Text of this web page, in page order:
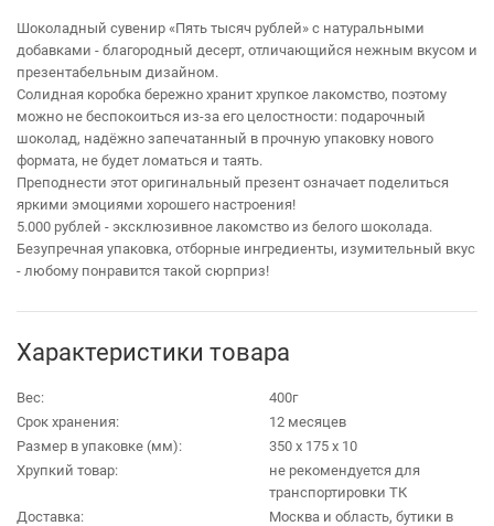
Шоколадный сувенир «Пять тысяч рублей» с натуральными
добавками - благородный десерт, отличающийся нежным вкусом и
презентабельным дизайном.
Солидная коробка бережно хранит хрупкое лакомство, поэтому
можно не беспокоиться из-за его целостности: подарочный
шоколад, надёжно запечатанный в прочную упаковку нового
формата, не будет ломаться и таять.
Преподнести этот оригинальный презент означает поделиться
яркими эмоциями хорошего настроения!
5.000 рублей - эксклюзивное лакомство из белого шоколада.
Безупречная упаковка, отборные ингредиенты, изумительный вкус
- любому понравится такой сюрприз!
Характеристики товара
Вес:
400г
Срок хранения:
12 месяцев
Размер в упаковке (мм):
350 х 175 х 10
Хрупкий товар:
не рекомендуется для
транспортировки ТК
Доставка:
Москва и область, бутики в